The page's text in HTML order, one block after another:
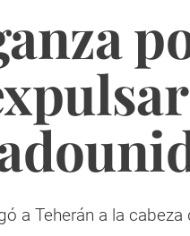
a Teherán a la